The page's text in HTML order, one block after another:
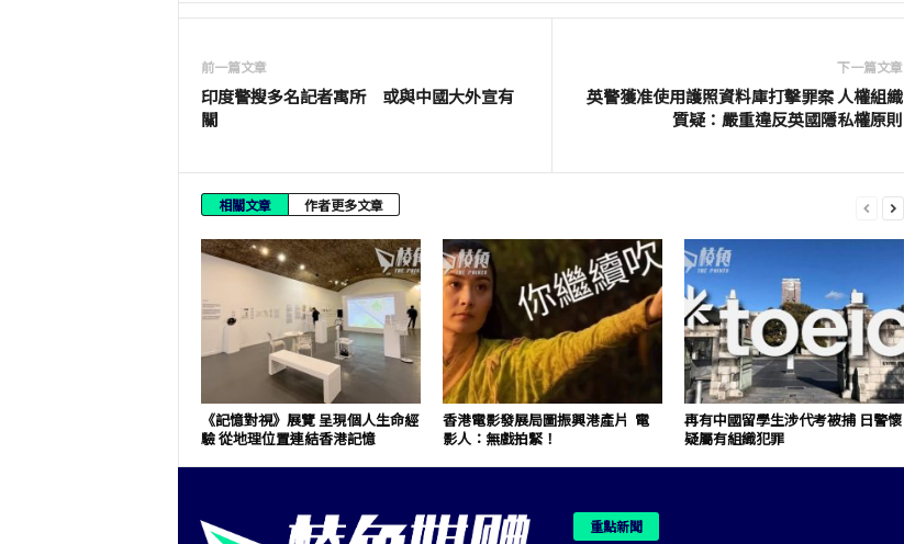
前一篇文章
印度警搜多名記者寓所 或與中國大外宣有
關
下一篇文章
英警獲准使用護照資料庫打擊罪案 人權組織
質疑：嚴重違反英國隱私權原則
相關文章 作者更多文章
《記憶對視》展覽 呈現個人生命經
驗 從地理位置連結香港記憶
香港電影發展局圖振興港產片 電
影人：無戲拍緊！
再有中國留學生涉代考被捕 日警懷
疑屬有組織犯罪
重點新聞